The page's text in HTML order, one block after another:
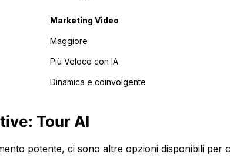
Marketing Video
Maggiore
Più Veloce con IA
Dinamica e coinvolgente
Tour AI
potente, ci sono altre opzioni disponibili per